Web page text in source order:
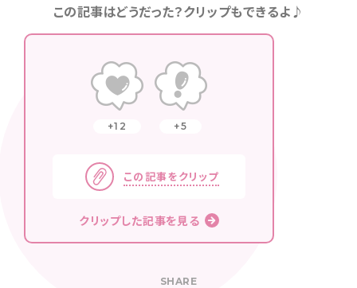
この記事はどうだった？クリップもできるよ♪
12 5
この記事をクリップ
クリップした記事を見る
SHARE